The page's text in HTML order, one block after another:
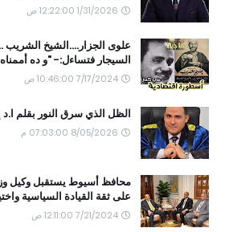
1/31/2026 12:22:00 ص
علوى الجزار....الشيخ الشريب
السيجار فتساءل:- "و ده
7/17/2024 10:46:00 ص
الظل الذي سرق النور بقلم ا.د
8/05/2026 07:03:00 م
محافظ أسيوط يستقبل وكيل
على ثقة القيادة السياسية
7/21/2024 12:11:00 ص